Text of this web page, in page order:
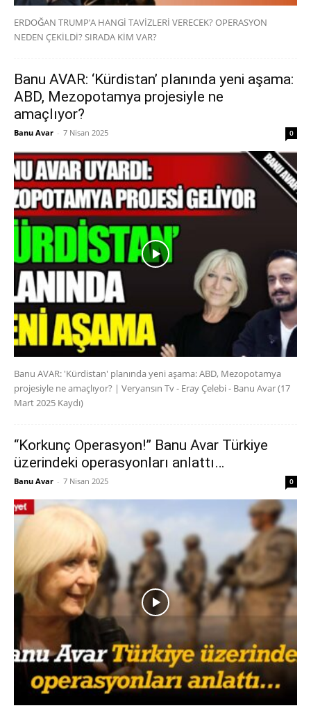
ERDOĞAN TRUMP’A HANGİ TAVİZLERİ VERECEK? OPERASYON
NEDEN ÇEKİLDİ? SIRADA KİM VAR?
Banu AVAR: ‘Kürdistan’ planında yeni aşama:
ABD, Mezopotamya projesiyle ne
amaçlıyor?
Banu Avar - 7 Nisan 2025 0
Banu AVAR: 'Kürdistan' planında yeni aşama: ABD, Mezopotamya
projesiyle ne amaçlıyor? | Veryansın Tv - Eray Çelebi - Banu Avar (17
Mart 2025 Kaydı)
“Korkunç Operasyon!” Banu Avar Türkiye
üzerindeki operasyonları anlattı…
Banu Avar - 7 Nisan 2025 0